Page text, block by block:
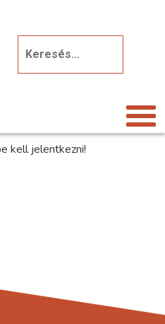
kell jelentkezni!